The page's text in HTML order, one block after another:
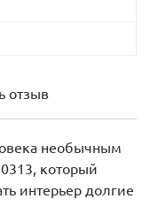
отзыв
необычным
который
интерьер долгие